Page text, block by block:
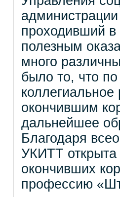
проходивший в
полезным
много
было то, что
окончившим
дальнейшее
Благодаря
УКИТТ открыта
окончивших
профессию